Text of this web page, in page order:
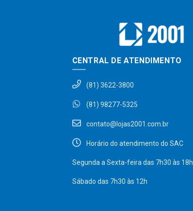
CENTRAL DE ATENDIMENTO
(81) 3622-3800
(81) 98277-5325
contato@lojas2001.com.br
Horário do atendimento do SAC
Segunda a Sexta-feira das 7h30 às 18h
Sábado das 7h30 às 12h